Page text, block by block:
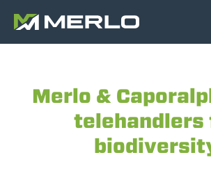
Merlo &
telehandlers